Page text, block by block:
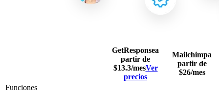
GetResponsea
partir de
$13.3/mesVer
precios
Mailchimpa
partir de
$26/mes
Funciones